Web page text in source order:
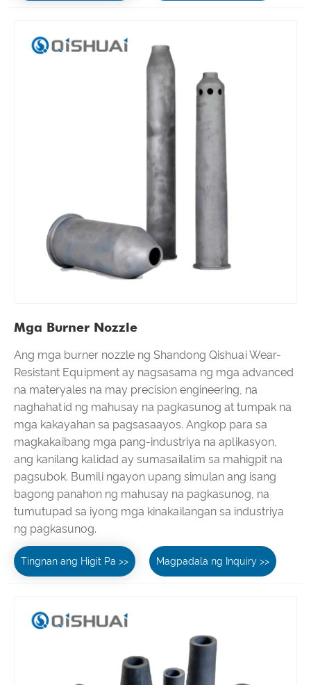
Mga Burner Nozzle
Ang mga burner nozzle ng Shandong Qishuai Wear-
Resistant Equipment ay nagsasama ng mga advanced
na materyales na may precision engineering, na
naghahatid ng mahusay na pagkasunog at tumpak na
mga kakayahan sa pagsasaayos. Angkop para sa
magkakaibang mga pang-industriya na aplikasyon,
ang kanilang kalidad ay sumasailalim sa mahigpit na
pagsubok. Bumili ngayon upang simulan ang isang
bagong panahon ng mahusay na pagkasunog, na
tumutupad sa iyong mga kinakailangan sa industriya
ng pagkasunog.
Tingnan ang Higit Pa >> Magpadala ng Inquiry >>